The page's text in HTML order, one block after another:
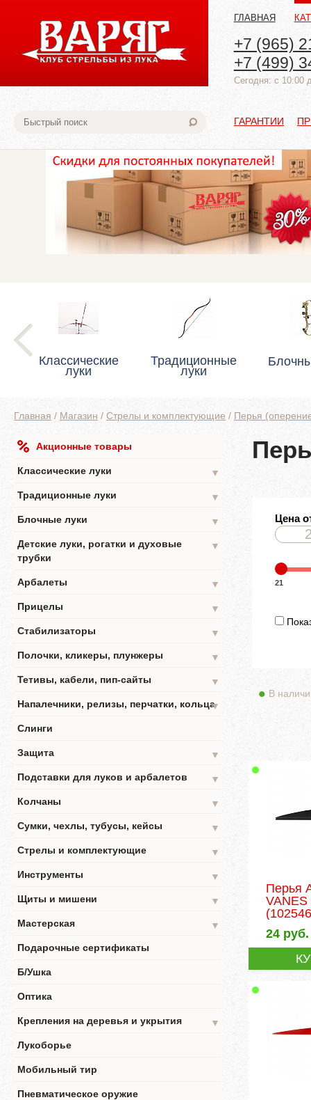
ГЛАВНАЯ
+7 (965)
+7 (499)
Cегодня: с 10:00
ГАРАНТИИ
Классические
луки
Традиционные
луки
Главная / Магазин / Стрелы и комплектующие / Перья
Акционные товары
Классические луки
▼
Традиционные луки
▼
Блочные луки
▼
Детские луки, рогатки и духовые
трубки
▼
Арбалеты
▼
Прицелы
▼
Стабилизаторы
▼
Полочки, кликеры, плунжеры
▼
Тетивы, кабели, пип-сайты
▼
Напалечники, релизы, перчатки, кольца▼
Слинги
Защита
▼
Подставки для луков и арбалетов
▼
Колчаны
▼
Сумки, чехлы, тубусы, кейсы
▼
Стрелы и комплектующие
▼
Инструменты
▼
Щиты и мишени
▼
Мастерская
▼
Подарочные сертификаты
Б/Ушка
Оптика
Крепления на деревья и укрытия
▼
Лукоборье
Мобильный тир
Пневматическое оружие
Цена
21
В
Перья
24 руб.